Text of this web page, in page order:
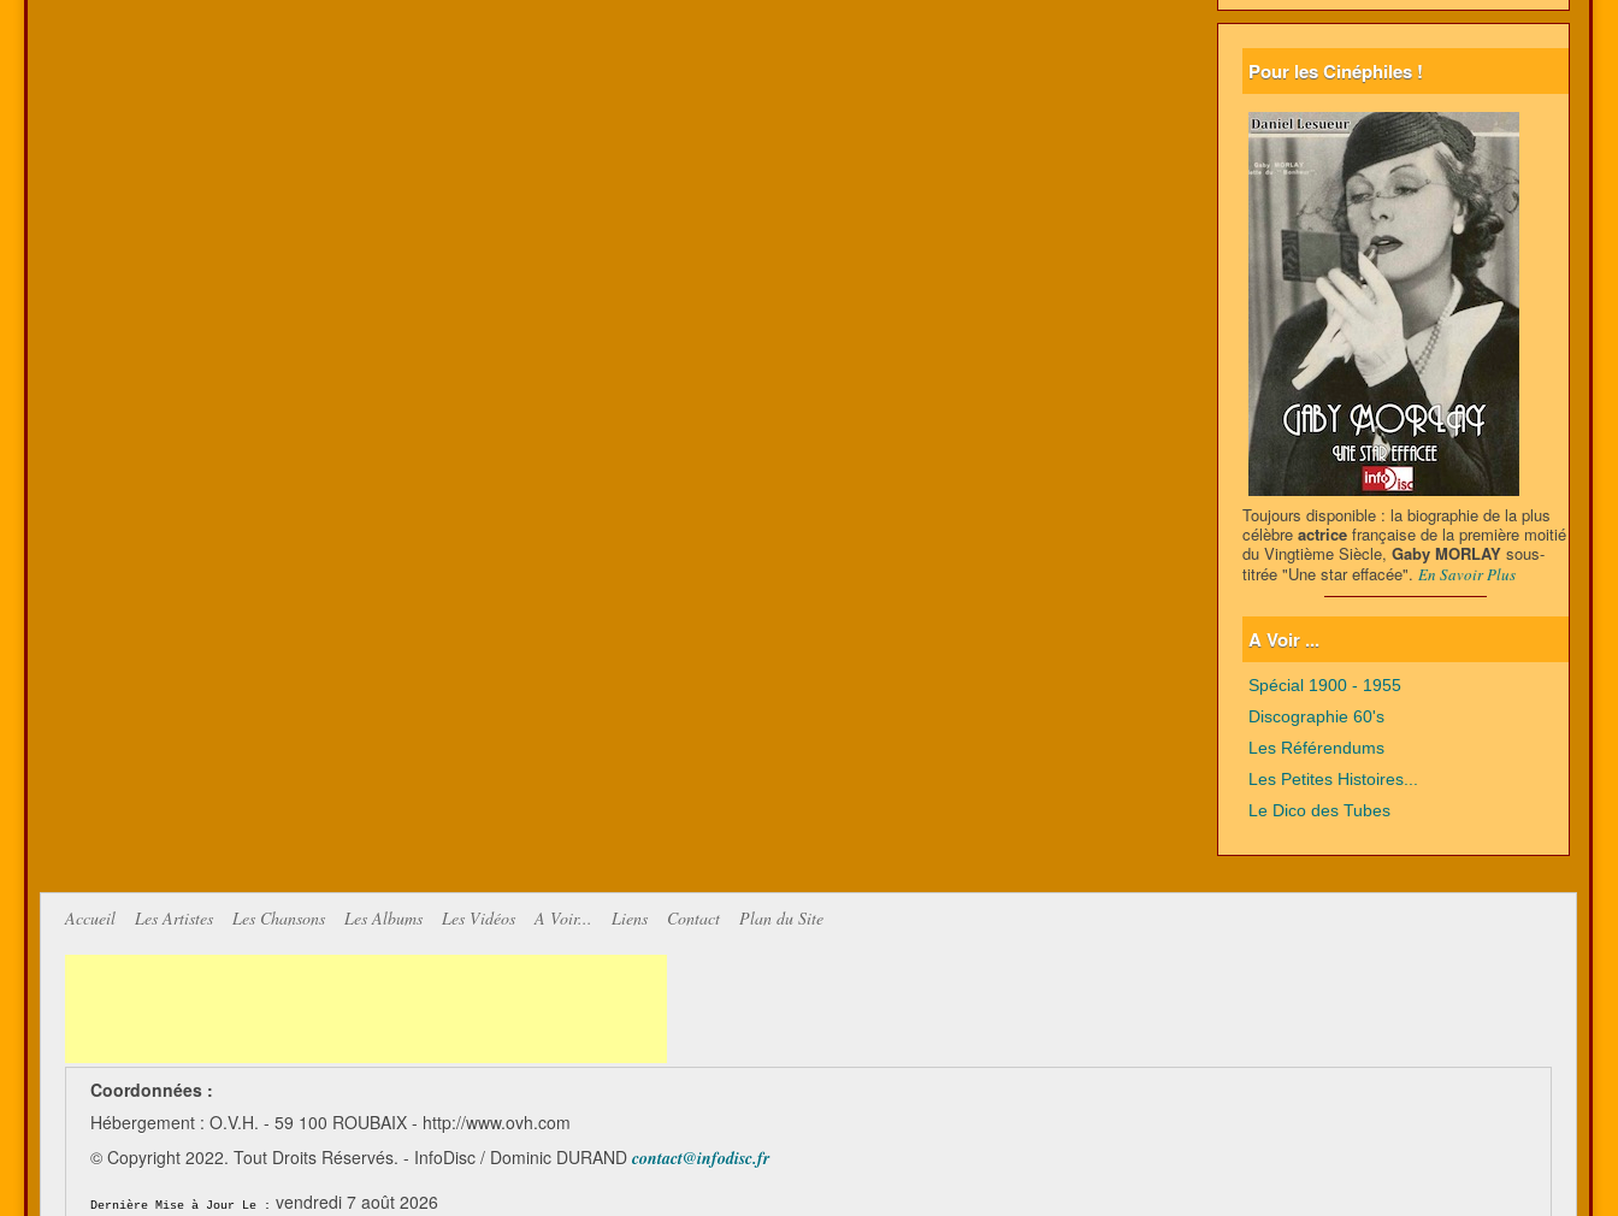
Pour les Cinéphiles !
Toujours disponible : la biographie de la plus
célèbre actricefrançaise de la première moitié
du Vingtième Siècle, Gaby MORLAYsous-
titrée "Une star effacée". En Savoir Plus
A Voir ...
Spécial 1900 - 1955
Discographie 60's
Les Référendums
Les Petites Histoires...
Le Dico des Tubes
Accueil Les Artistes Les Chansons Les Albums Les Vidéos A Voir... Liens Contact Plan du Site
Coordonnées :
Hébergement : O.V.H. - 59 100 ROUBAIX - http://www.ovh.com
© Copyright 2022. Tout Droits Réservés. - InfoDisc / Dominic DURAND contact@infodisc.fr
Dernière Mise à Jour Le : vendredi 7 août 2026